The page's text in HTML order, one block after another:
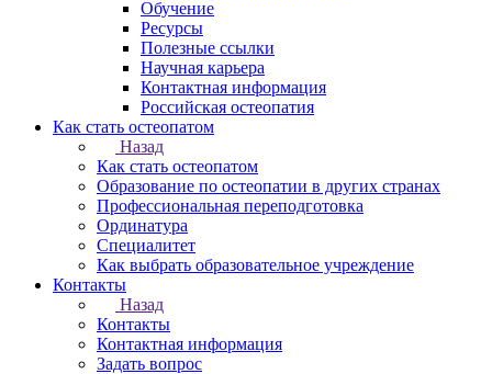
Обучение
Ресурсы
Полезные ссылки
Научная карьера
Контактная информация
Российская остеопатия
Как стать остеопатом
Назад
Как стать остеопатом
Образование по остеопатии в других странах
Профессиональная переподготовка
Ординатура
Специалитет
Как выбрать образовательное учреждение
Контакты
Назад
Контакты
Контактная информация
Задать вопрос